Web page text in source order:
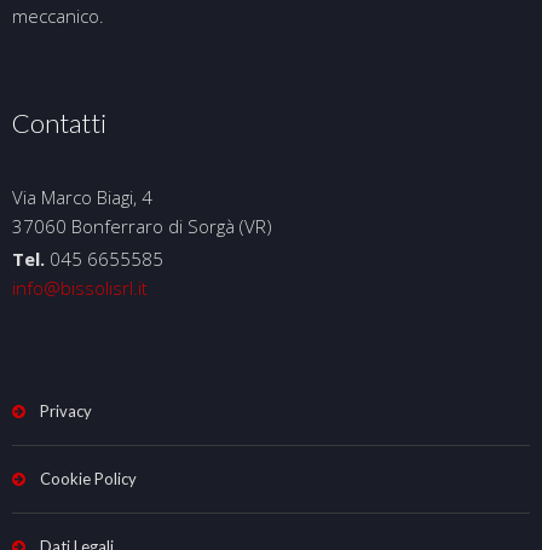
meccanico.
Contatti
Via Marco Biagi, 4
37060 Bonferraro di Sorgà (VR)
Tel. 045 6655585
info@bissolisrl.it
Privacy
Cookie Policy